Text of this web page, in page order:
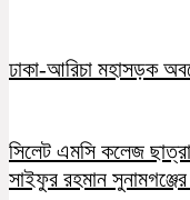
ঢাকা-আরিচা মহাসড়ক
সিলেট এমসি কলেজ
সাইফুর রহমান